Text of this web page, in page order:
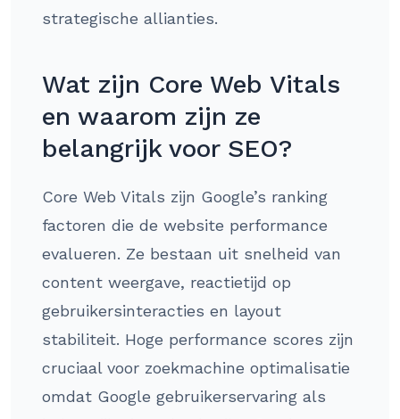
strategische allianties.
Wat zijn Core Web Vitals
en waarom zijn ze
belangrijk voor SEO?
Core Web Vitals zijn Google’s ranking
factoren die de website performance
evalueren. Ze bestaan uit snelheid van
content weergave, reactietijd op
gebruikersinteracties en layout
stabiliteit. Hoge performance scores zijn
cruciaal voor zoekmachine optimalisatie
omdat Google gebruikerservaring als